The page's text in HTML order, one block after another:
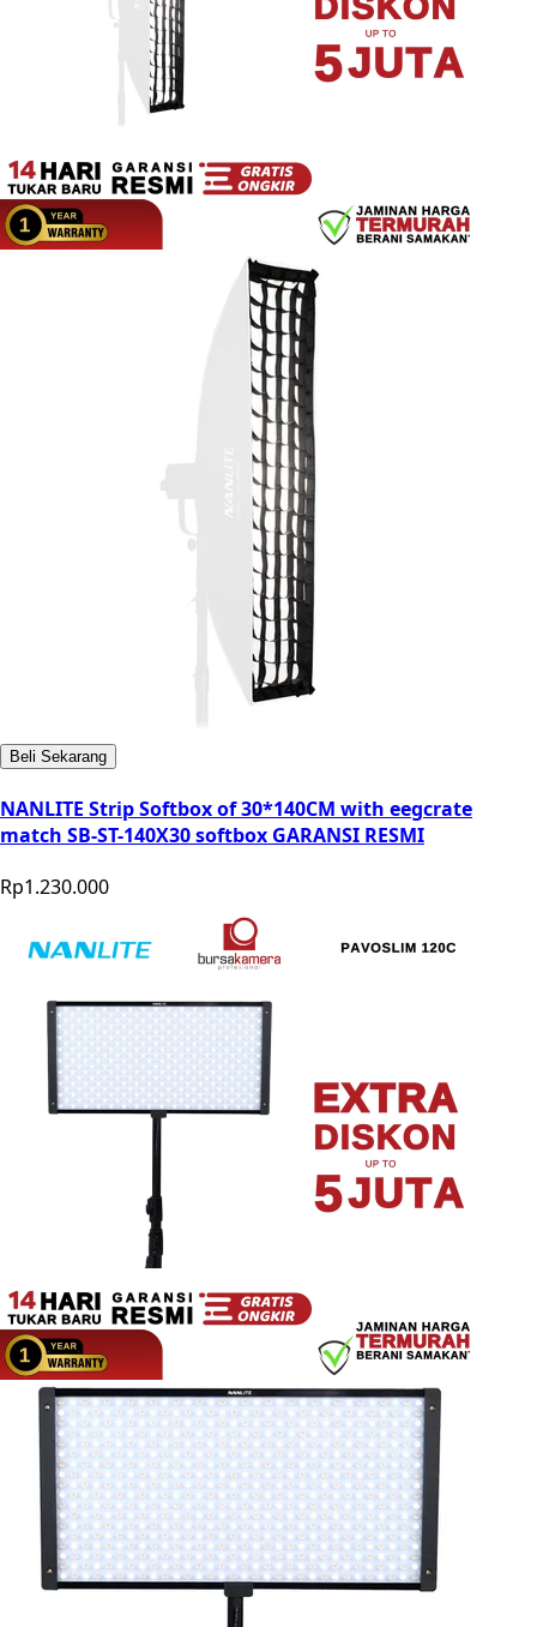
Beli Sekarang
NANLITE Strip Softbox of 30*140CM with eegcrate
match SB-ST-140X30 softbox GARANSI RESMI
Rp1.230.000